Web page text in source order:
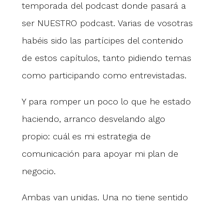
temporada del podcast donde pasará a
ser NUESTRO podcast. Varias de vosotras
habéis sido las partícipes del contenido
de estos capítulos, tanto pidiendo temas
como participando como entrevistadas.
Y para romper un poco lo que he estado
haciendo, arranco desvelando algo
propio: cuál es mi estrategia de
comunicación para apoyar mi plan de
negocio.
Ambas van unidas. Una no tiene sentido